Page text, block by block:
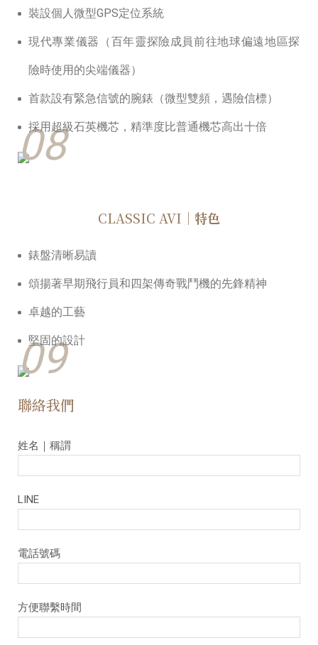
08
裝設個人微型GPS定位系統
現代專業儀器（百年靈探險成員前往地球偏遠地區探
險時使⽤的尖端儀器）
⾸款設有緊急信號的腕錶（微型雙頻，遇險信標）
採⽤超級石英機芯，精準度比普通機芯高出十倍
09
CLASSIC AVI ｜特色
錶盤清晰易讀
頌揚著早期飛行員和四架傳奇戰⾾機的先鋒精神
卓越的工藝
堅固的設計
聯絡我們
姓名｜稱謂
LINE
電話號碼
⽅便聯繫時間